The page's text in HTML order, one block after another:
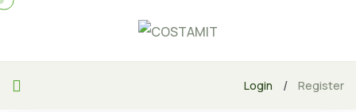
Login / Register